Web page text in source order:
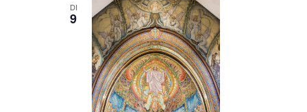
DI
9